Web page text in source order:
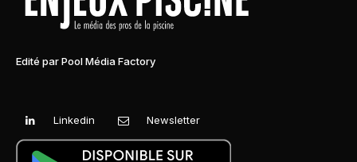
Edité par Pool Média Factory
Linkedin Newsletter